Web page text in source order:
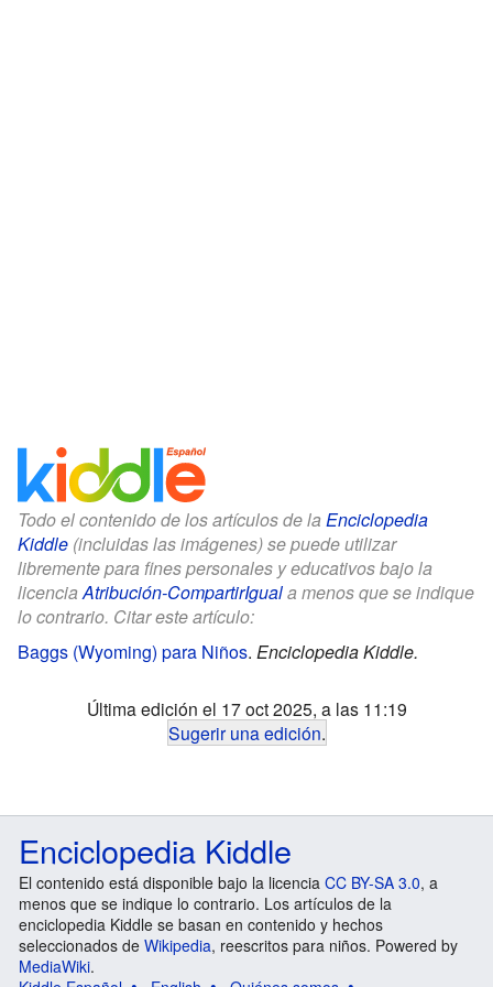
Todo el contenido de los artículos de la Enciclopedia
Kiddle (incluidas las imágenes) se puede utilizar
libremente para fines personales y educativos bajo la
licenciaAtribución-CompartirIguala menos que se indique
lo contrario. Citar este artículo:
Baggs (Wyoming) para Niños. Enciclopedia Kiddle.
Última edición el 17 oct 2025, a las 11:19
Sugerir una edición.
Enciclopedia Kiddle
El contenido está disponible bajo la licencia CC BY-SA 3.0, a
menos que se indique lo contrario. Los artículos de la
enciclopedia Kiddle se basan en contenido y hechos
seleccionados de Wikipedia, reescritos para niños. Powered by
MediaWiki.